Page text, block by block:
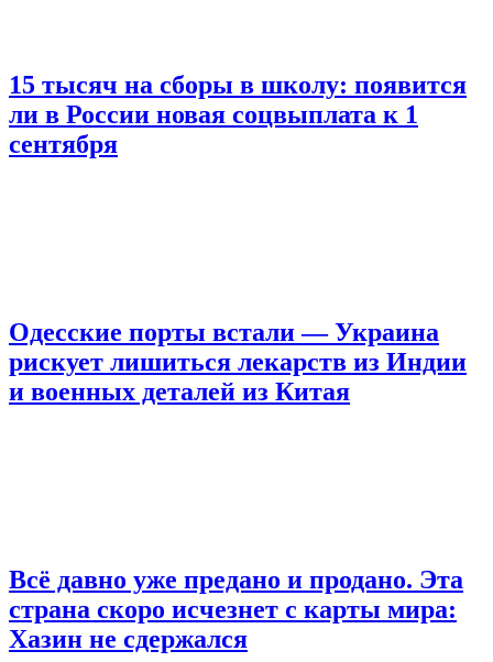
15 тысяч на сборы в школу: появится
ли в России новая соцвыплата к 1
сентября
Одесские порты встали — Украина
рискует лишиться лекарств из Индии
и военных деталей из Китая
Всё давно уже предано и продано. Эта
страна скоро исчезнет с карты мира:
Хазин не сдержался